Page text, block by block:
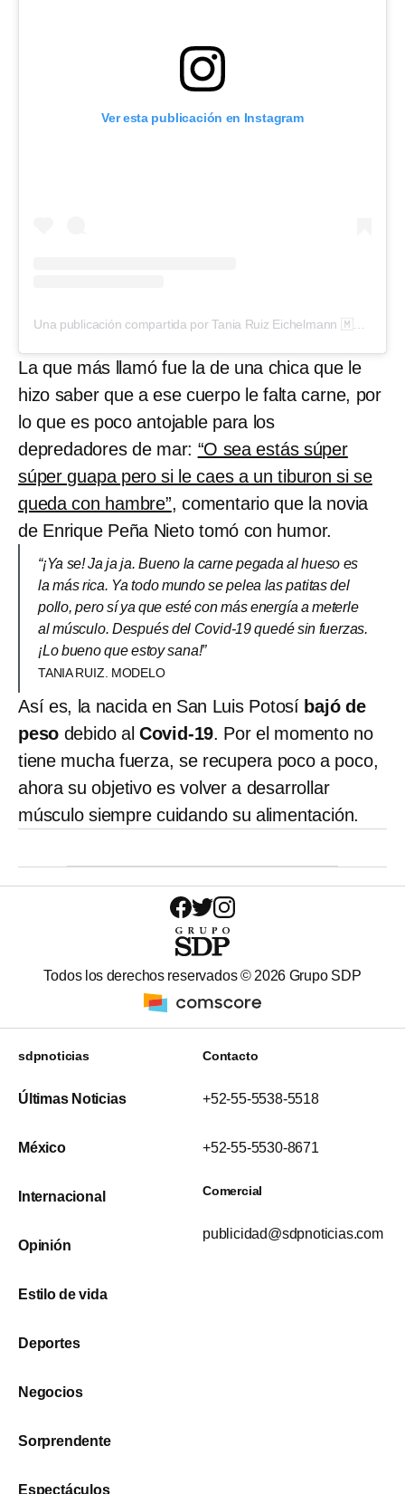
Ver esta publicación en Instagram
Una publicación compartida por Tania Ruiz Eichelmann 🇲🇽 (@taniaruize)
La que más llamó fue la de una chica que le
hizo saber que a ese cuerpo le falta carne, por
lo que es poco antojable para los
depredadores de mar: “O sea estás súper
súper guapa pero si le caes a un tiburon si se
queda con hambre”, comentario que la novia
de Enrique Peña Nieto tomó con humor.
“¡Ya se! Ja ja ja. Bueno la carne pegada al hueso es
la más rica. Ya todo mundo se pelea las patitas del
pollo, pero sí ya que esté con más energía a meterle
al músculo. Después del Covid-19 quedé sin fuerzas.
¡Lo bueno que estoy sana!”
TANIA RUIZ. MODELO
Así es, la nacida en San Luis Potosí bajó de
peso debido al Covid-19. Por el momento no
tiene mucha fuerza, se recupera poco a poco,
ahora su objetivo es volver a desarrollar
músculo siempre cuidando su alimentación.
Todos los derechos reservados © 2026 Grupo SDP
sdpnoticias
Últimas Noticias
México
Internacional
Opinión
Estilo de vida
Deportes
Negocios
Sorprendente
Espectáculos
Contacto
+52-55-5538-5518
+52-55-5530-8671
Comercial
publicidad@sdpnoticias.com